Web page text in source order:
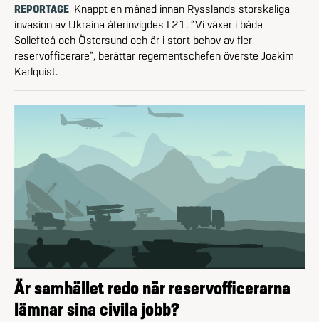
REPORTAGE Knappt en månad innan Rysslands storskaliga
invasion av Ukraina återinvigdes I 21. ”Vi växer i både
Sollefteå och Östersund och är i stort behov av fler
reservofficerare”, berättar regementschefen överste Joakim
Karlquist.
Är samhället redo när reservofficerarna
lämnar sina civila jobb?